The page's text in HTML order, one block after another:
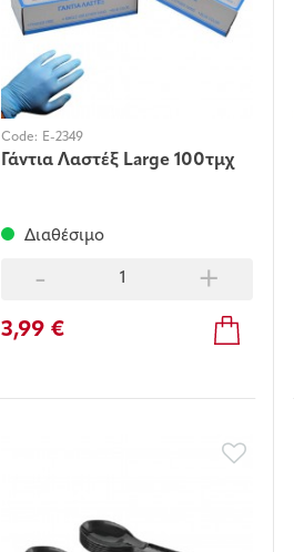
Code: E-2349
Γάντια Λαστέξ Large 100τμχ
Διαθέσιμο
- +
3,99 €